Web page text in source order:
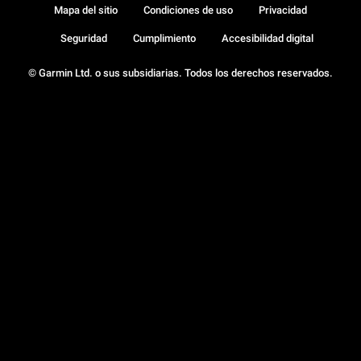
© Garmin Ltd. o sus subsidiarias. Todos los derechos reservados.
Mapa del sitio Condiciones de uso Privacidad
Seguridad Cumplimiento Accesibilidad digital